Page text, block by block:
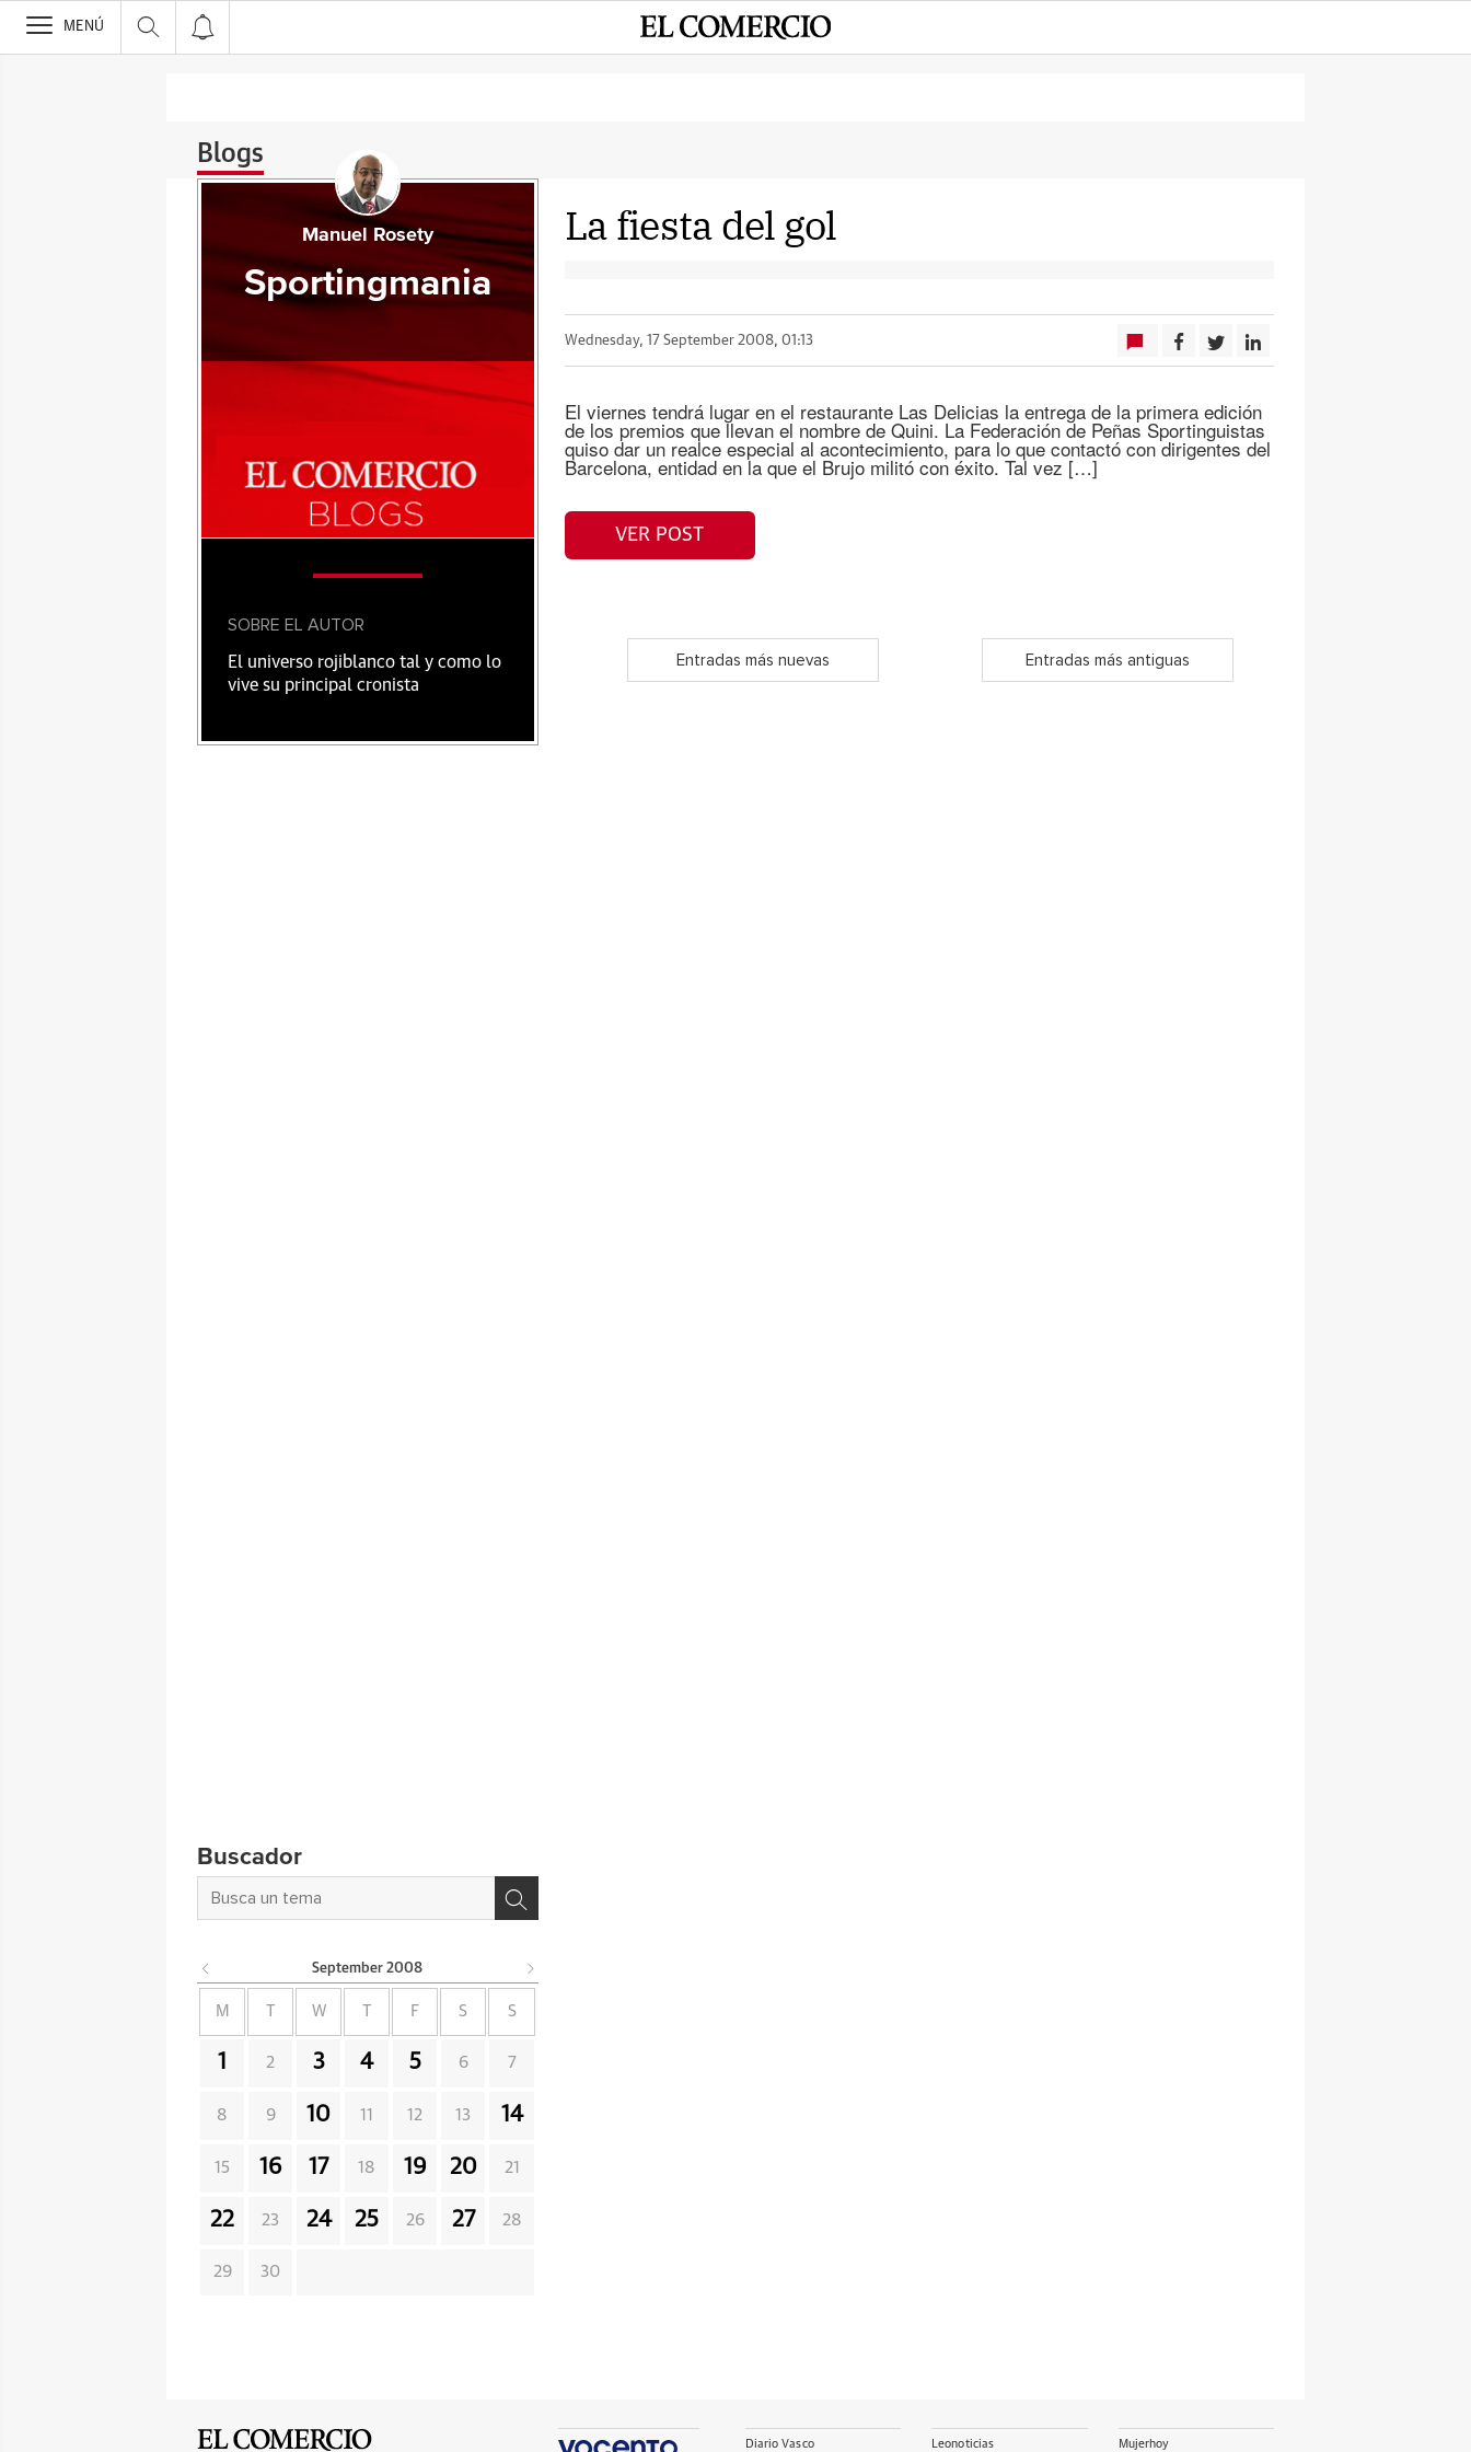
>
MENÚ
Blogs
La fiesta del gol
Wednesday, 17 September 2008, 01:13
El viernes tendrá lugar en el restaurante Las Delicias la entrega de la primera edición
de los premios que llevan el nombre de Quini. La Federación de Peñas Sportinguistas
quiso dar un realce especial al acontecimiento, para lo que contactó con dirigentes del
Barcelona, entidad en la que el Brujo militó con éxito. Tal vez […]
VER POST
Entradas más nuevas Entradas más antiguas
Manuel Rosety
Sportingmania
SOBRE EL AUTOR
El universo rojiblanco tal y como lo
vive su principal cronista
Buscador
September 2008
M W F S S
1 2 3 4 5 6 7
8 9 10 11 12 13 14
15 16 17 18 19 20 21
22 23 24 25 26 27 28
29 30
Diario Vasco Leonoticias Mujerhoy